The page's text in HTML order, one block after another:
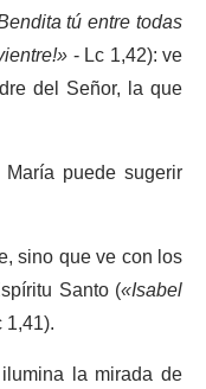
tú entre todas
- Lc 1,42): ve
del Señor, la que
puede sugerir
sino que ve con los
Santo («Isabel
la mirada de